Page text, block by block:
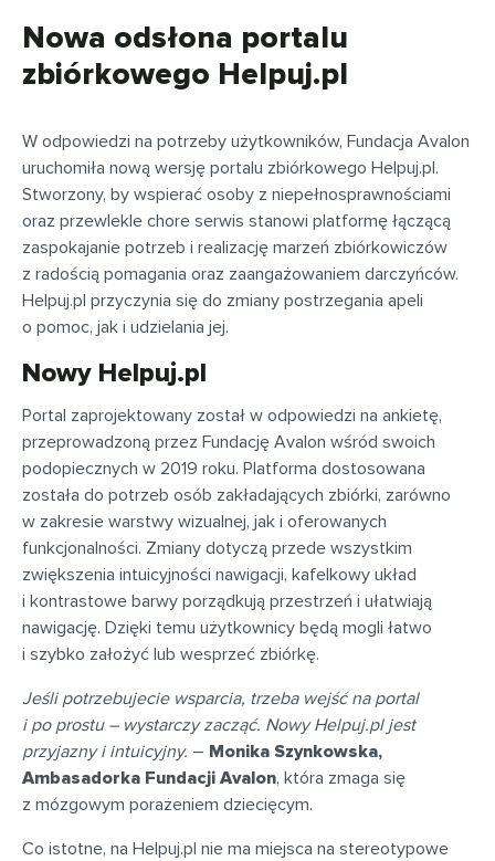
Nowa odsłona portalu
zbiórkowego Helpuj.pl
W odpowiedzi na potrzeby użytkowników, Fundacja Avalon
uruchomiła nową wersję portalu zbiórkowego Helpuj.pl.
Stworzony, by wspierać osoby z niepełnosprawnościami
oraz przewlekle chore serwis stanowi platformę łączącą
zaspokajanie potrzeb i realizację marzeń zbiórkowiczów
z radością pomagania oraz zaangażowaniem darczyńców.
Helpuj.pl przyczynia się do zmiany postrzegania apeli
o pomoc, jak i udzielania jej.
Nowy Helpuj.pl
Portal zaprojektowany został w odpowiedzi na ankietę,
przeprowadzoną przez Fundację Avalon wśród swoich
podopiecznych w 2019 roku. Platforma dostosowana
została do potrzeb osób zakładających zbiórki, zarówno
w zakresie warstwy wizualnej, jak i oferowanych
funkcjonalności. Zmiany dotyczą przede wszystkim
zwiększenia intuicyjności nawigacji, kafelkowy układ
i kontrastowe barwy porządkują przestrzeń i ułatwiają
nawigację. Dzięki temu użytkownicy będą mogli łatwo
i szybko założyć lub wesprzeć zbiórkę.
Jeśli potrzebujecie wsparcia, trzeba wejść na portal
i po prostu – wystarczy zacząć. Nowy Helpuj.pl jest
przyjazny i intuicyjny. – Monika Szynkowska,
Ambasadorka Fundacji Avalon, która zmaga się
z mózgowym porażeniem dziecięcym.
Co istotne, na Helpuj.pl nie ma miejsca na stereotypowe